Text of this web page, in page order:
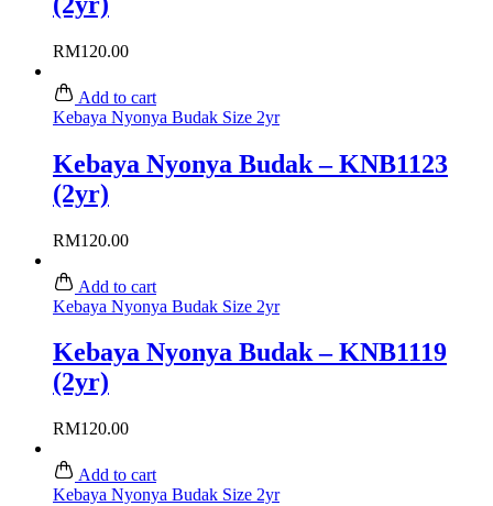
RM120.00
Add to cart
Kebaya Nyonya Budak Size 2yr
Kebaya Nyonya Budak – KNB1123
(2yr)
RM120.00
Add to cart
Kebaya Nyonya Budak Size 2yr
Kebaya Nyonya Budak – KNB1119
(2yr)
RM120.00
Add to cart
Kebaya Nyonya Budak Size 2yr